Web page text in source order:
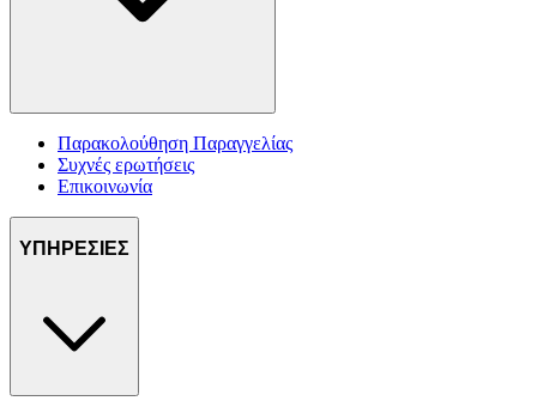
Παρακολούθηση Παραγγελίας
Συχνές ερωτήσεις
Επικοινωνία
ΥΠΗΡΕΣΙΕΣ